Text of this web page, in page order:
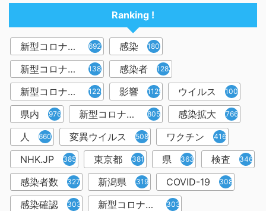
Ranking !
新型コロナウイルス 6921 感染 1809
新型コロナウィルス 1382 感染者 1283
新型コロナウイルス感染症 1226 影響 1129 ウイルス 1001
県内 976 新型コロナウイルス感染 805 感染拡大 766
人 660 変異ウイルス 508 ワクチン 416
NHK.JP 385 東京都 381 県 363 検査 346
感染者数 327 新潟県 319 COVID-19 308
感染確認 303 新型コロナウィルス感染症 303